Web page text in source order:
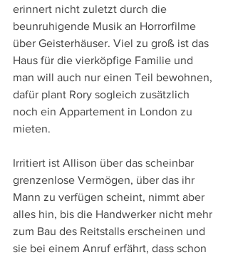
erinnert nicht zuletzt durch die
beunruhigende Musik an Horrorfilme
über Geisterhäuser. Viel zu groß ist das
Haus für die vierköpfige Familie und
man will auch nur einen Teil bewohnen,
dafür plant Rory sogleich zusätzlich
noch ein Appartement in London zu
mieten.
Irritiert ist Allison über das scheinbar
grenzenlose Vermögen, über das ihr
Mann zu verfügen scheint, nimmt aber
alles hin, bis die Handwerker nicht mehr
zum Bau des Reitstalls erscheinen und
sie bei einem Anruf erfährt, dass schon